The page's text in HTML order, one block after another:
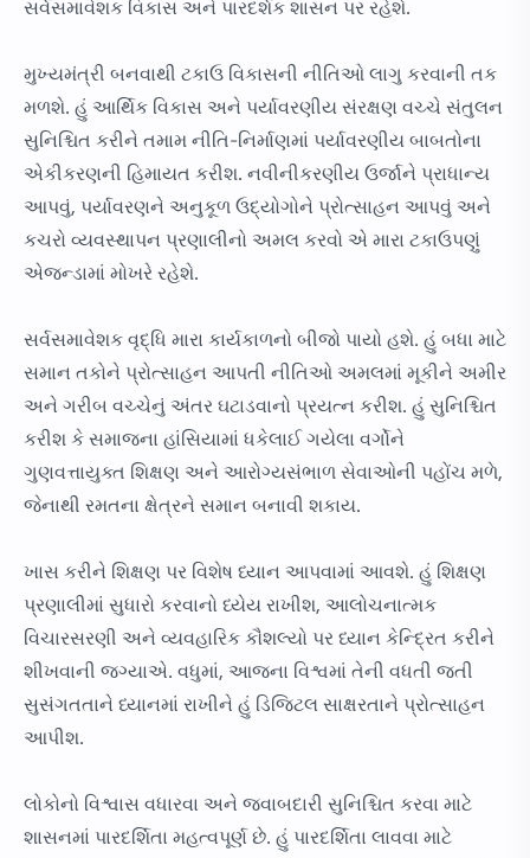
સર્વસમાવેશક વિકાસ અને પારદર્શક શાસન પર રહેશે.
મુખ્યમંત્રી બનવાથી ટકાઉ વિકાસની નીતિઓ લાગુ કરવાની તક
મળશે. હું આર્થિક વિકાસ અને પર્યાવરણીય સંરક્ષણ વચ્ચે સંતુલન
સુનિશ્ચિત કરીને તમામ નીતિ-નિર્માણમાં પર્યાવરણીય બાબતોના
એકીકરણની હિમાયત કરીશ. નવીનીકરણીય ઉર્જાને પ્રાધાન્ય
આપવું, પર્યાવરણને અનુકૂળ ઉદ્યોગોને પ્રોત્સાહન આપવું અને
કચરો વ્યવસ્થાપન પ્રણાલીનો અમલ કરવો એ મારા ટકાઉપણું
એજન્ડામાં મોખરે રહેશે.
સર્વસમાવેશક વૃદ્ધિ મારા કાર્યકાળનો બીજો પાયો હશે. હું બધા માટે
સમાન તકોને પ્રોત્સાહન આપતી નીતિઓ અમલમાં મૂકીને અમીર
અને ગરીબ વચ્ચેનું અંતર ઘટાડવાનો પ્રયત્ન કરીશ. હું સુનિશ્ચિત
કરીશ કે સમાજના હાંસિયામાં ધકેલાઈ ગયેલા વર્ગોને
ગુણવત્તાયુક્ત શિક્ષણ અને આરોગ્યસંભાળ સેવાઓની પહોંચ મળે,
જેનાથી રમતના ક્ષેત્રને સમાન બનાવી શકાય.
ખાસ કરીને શિક્ષણ પર વિશેષ ધ્યાન આપવામાં આવશે. હું શિક્ષણ
પ્રણાલીમાં સુધારો કરવાનો ધ્યેય રાખીશ, આલોચનાત્મક
વિચારસરણી અને વ્યવહારિક કૌશલ્યો પર ધ્યાન કેન્દ્રિત કરીને
શીખવાની જગ્યાએ. વધુમાં, આજના વિશ્વમાં તેની વધતી જતી
સુસંગતતાને ધ્યાનમાં રાખીને હું ડિજિટલ સાક્ષરતાને પ્રોત્સાહન
આપીશ.
લોકોનો વિશ્વાસ વધારવા અને જવાબદારી સુનિશ્ચિત કરવા માટે
શાસનમાં પારદર્શિતા મહત્વપૂર્ણ છે. હું પારદર્શિતા લાવવા માટે